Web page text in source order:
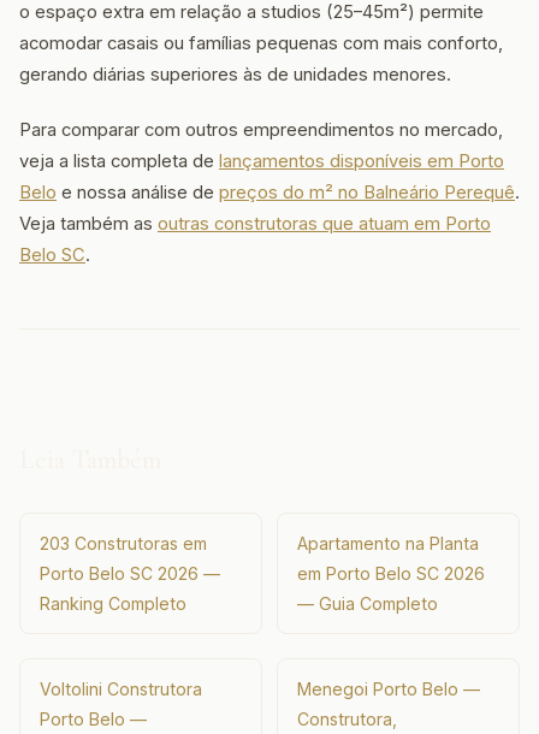
o espaço extra em relação a studios (25–45m²) permite
acomodar casais ou famílias pequenas com mais conforto,
gerando diárias superiores às de unidades menores.
Para comparar com outros empreendimentos no mercado,
veja a lista completa de lançamentos disponíveis em Porto
Belo e nossa análise de preços do m² no Balneário Perequê.
Veja também as outras construtoras que atuam em Porto
Belo SC.
203 Construtoras em
Porto Belo SC 2026 —
Ranking Completo
Apartamento na Planta
em Porto Belo SC 2026
— Guia Completo
Voltolini Construtora
Porto Belo —
Menegoi Porto Belo —
Construtora,